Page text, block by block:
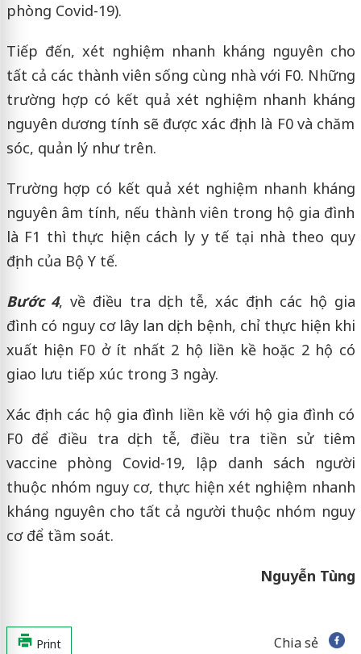
phòng Covid-19).
Tiếp đến, xét nghiệm nhanh kháng nguyên cho
tất cả các thành viên sống cùng nhà với F0. Những
trường hợp có kết quả xét nghiệm nhanh kháng
nguyên dương tính sẽ được xác định là F0 và chăm
sóc, quản lý như trên.
Trường hợp có kết quả xét nghiệm nhanh kháng
nguyên âm tính, nếu thành viên trong hộ gia đình
là F1 thì thực hiện cách ly y tế tại nhà theo quy
định của Bộ Y tế.
Bước 4, về điều tra dịch tễ, xác định các hộ gia
đình có nguy cơ lây lan dịch bệnh, chỉ thực hiện khi
xuất hiện F0 ở ít nhất 2 hộ liền kề hoặc 2 hộ có
giao lưu tiếp xúc trong 3 ngày.
Xác định các hộ gia đình liền kề với hộ gia đình có
F0 để điều tra dịch tễ, điều tra tiền sử tiêm
vaccine phòng Covid-19, lập danh sách người
thuộc nhóm nguy cơ, thực hiện xét nghiệm nhanh
kháng nguyên cho tất cả người thuộc nhóm nguy
cơ để tầm soát.
Nguyễn Tùng
Print Chia sẻ